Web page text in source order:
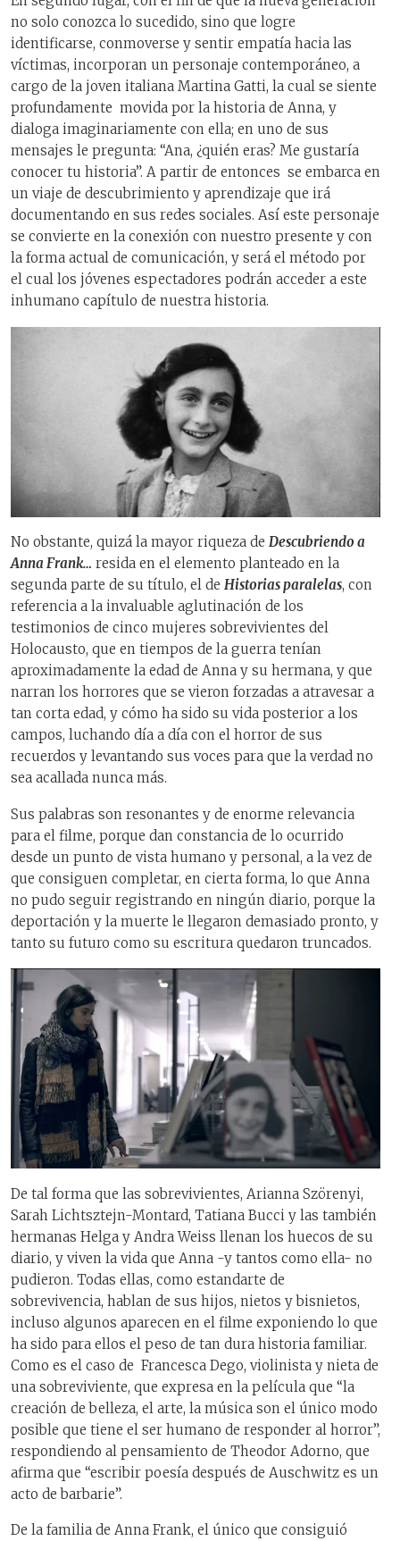
no solo conozca lo sucedido, sino que logre
identificarse, conmoverse y sentir empatía hacia las
víctimas, incorporan un personaje contemporáneo, a
cargo de la joven italiana Martina Gatti, la cual se siente
profundamente movida por la historia de Anna, y
dialoga imaginariamente con ella; en uno de sus
mensajes le pregunta: “Ana, ¿quién eras? Me gustaría
conocer tu historia”. A partir de entonces se embarca en
un viaje de descubrimiento y aprendizaje que irá
documentando en sus redes sociales. Así este personaje
se convierte en la conexión con nuestro presente y con
la forma actual de comunicación, y será el método por
el cual los jóvenes espectadores podrán acceder a este
inhumano capítulo de nuestra historia.
No obstante, quizá la mayor riqueza de Descubriendo a
Anna Frank… resida en el elemento planteado en la
segunda parte de su título, el de Historias paralelas, con
referencia a la invaluable aglutinación de los
testimonios de cinco mujeres sobrevivientes del
Holocausto, que en tiempos de la guerra tenían
aproximadamente la edad de Anna y su hermana, y que
narran los horrores que se vieron forzadas a atravesar a
tan corta edad, y cómo ha sido su vida posterior a los
campos, luchando día a día con el horror de sus
recuerdos y levantando sus voces para que la verdad no
sea acallada nunca más.
Sus palabras son resonantes y de enorme relevancia
para el filme, porque dan constancia de lo ocurrido
desde un punto de vista humano y personal, a la vez de
que consiguen completar, en cierta forma, lo que Anna
no pudo seguir registrando en ningún diario, porque la
deportación y la muerte le llegaron demasiado pronto, y
tanto su futuro como su escritura quedaron truncados.
De tal forma que las sobrevivientes, Arianna Szörenyi,
Sarah Lichtsztejn-Montard, Tatiana Bucci y las también
hermanas Helga y Andra Weiss llenan los huecos de su
diario, y viven la vida que Anna -y tantos como ella- no
pudieron. Todas ellas, como estandarte de
sobrevivencia, hablan de sus hijos, nietos y bisnietos,
incluso algunos aparecen en el filme exponiendo lo que
ha sido para ellos el peso de tan dura historia familiar.
Como es el caso de Francesca Dego, violinista y nieta de
una sobreviviente, que expresa en la película que “la
creación de belleza, el arte, la música son el único modo
posible que tiene el ser humano de responder al horror”,
respondiendo al pensamiento de Theodor Adorno, que
afirma que “escribir poesía después de Auschwitz es un
acto de barbarie”.
De la familia de Anna Frank, el único que consiguió